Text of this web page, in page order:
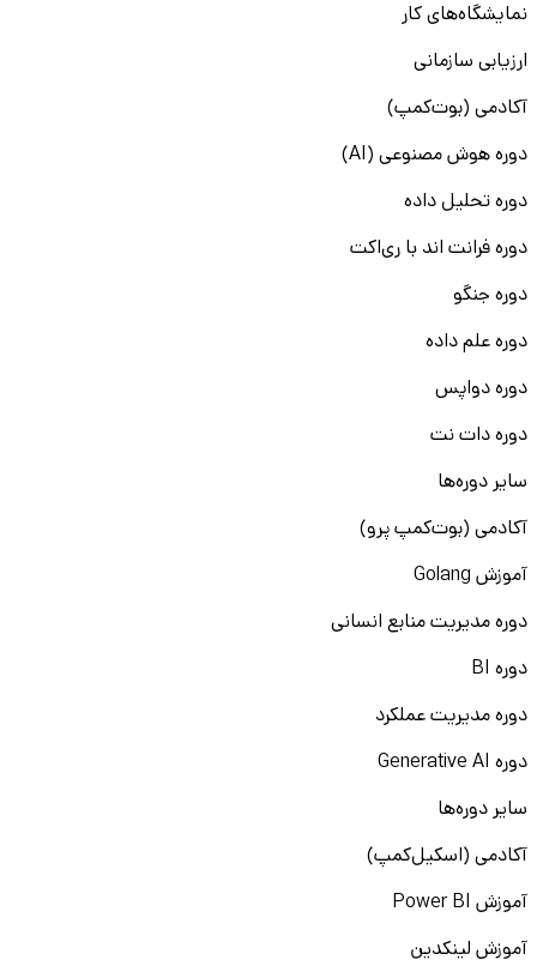
نمایشگاه‌های کار
ارزیابی سازمانی
آکادمی (بوت‌کمپ)
دوره هوش مصنوعی (AI)
دوره تحلیل داده
دوره فرانت اند با ری‌اکت
دوره جنگو
دوره علم داده
دوره دواپس
دوره دات نت
سایر دوره‌ها
آکادمی (بوت‌کمپ پرو)
آموزش Golang
دوره مدیریت منابع انسانی
دوره BI
دوره مدیریت عملکرد
دوره Generative AI
سایر دوره‌ها
آکادمی (اسکیل‌کمپ)
آموزش Power BI
آموزش لینکدین